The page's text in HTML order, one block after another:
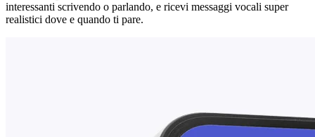
interessanti scrivendo o parlando, e ricevi messaggi vocali super
realistici dove e quando ti pare.